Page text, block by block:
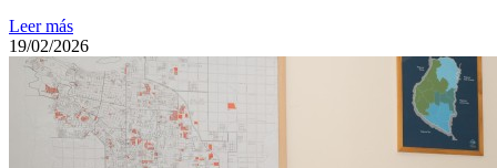
Leer más
19/02/2026